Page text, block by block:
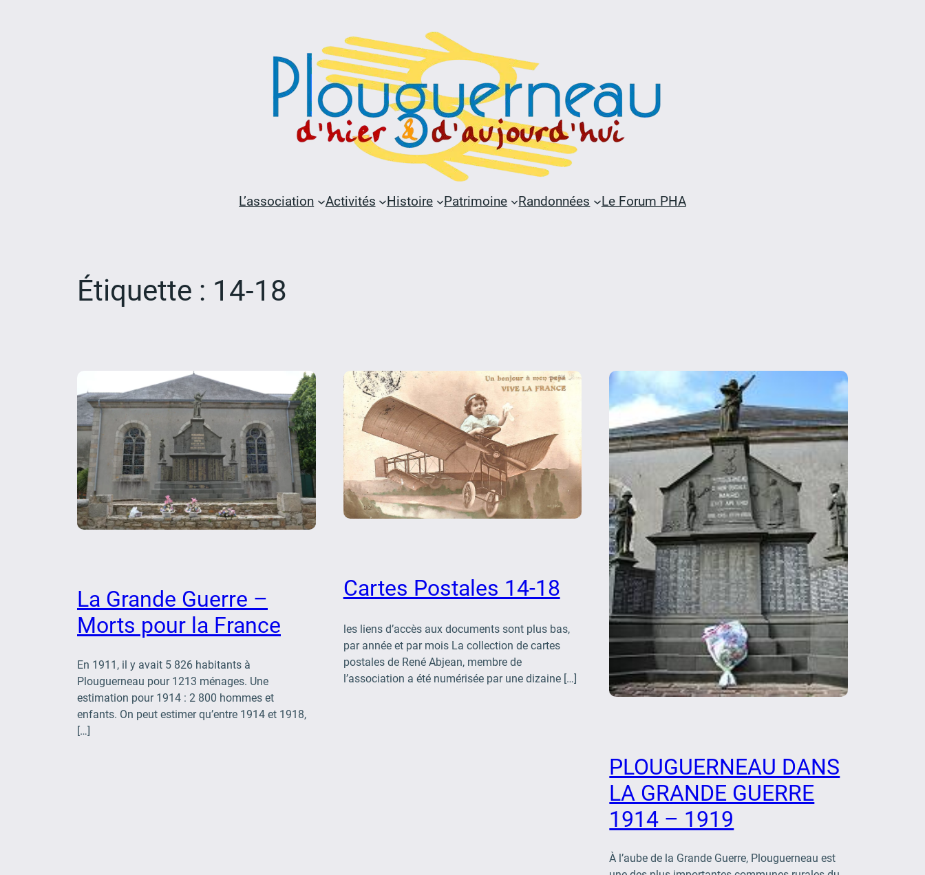
L’association Activités Histoire Patrimoine Randonnées Le Forum PHA
Étiquette : 14-18
La Grande Guerre –
Morts pour la France
En 1911, il y avait 5 826 habitants à
Plouguerneau pour 1213 ménages. Une
estimation pour 1914 : 2 800 hommes et
enfants. On peut estimer qu’entre 1914 et 1918,
[…]
Cartes Postales 14-18
les liens d’accès aux documents sont plus bas,
par année et par mois La collection de cartes
postales de René Abjean, membre de
l’association a été numérisée par une dizaine […]
PLOUGUERNEAU DANS
LA GRANDE GUERRE
1914 – 1919
À l’aube de la Grande Guerre, Plouguerneau est